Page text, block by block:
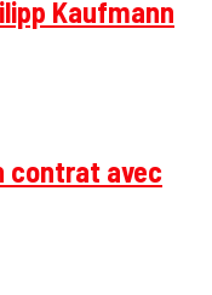
Kaufmann
contrat avec